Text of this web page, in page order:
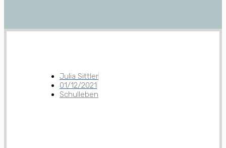
Julia Sittler
01/12/2021
Schulleben